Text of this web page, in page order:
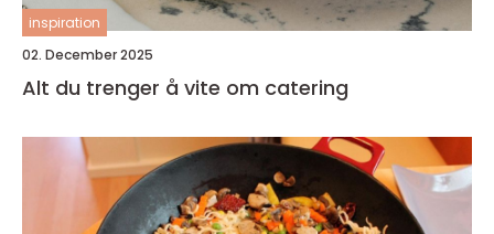
inspiration
02. December 2025
Alt du trenger å vite om catering